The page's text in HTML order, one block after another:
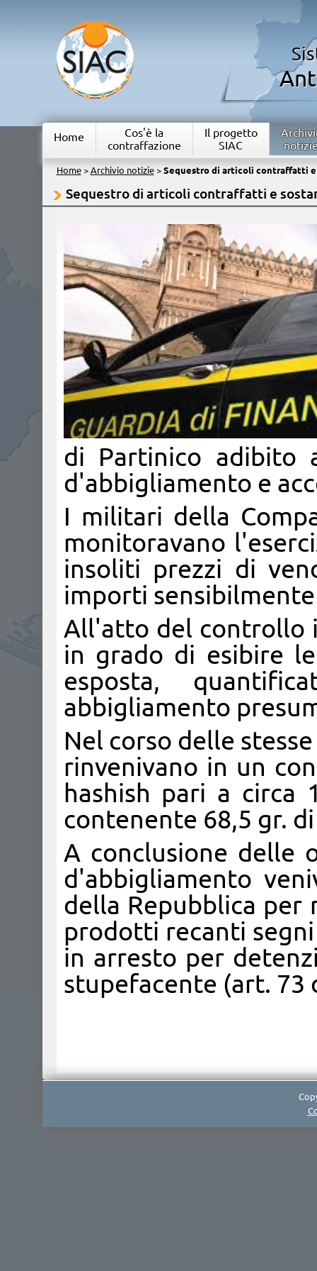
Home
Cos'è la
contraffazione
Il progetto
SIAC
Home> Archivio notizie> Sequestro di articoli contraffatti
Sequestro di articoli contraffatti e
di Partinico adibito
d'abbigliamento e
I militari della
monitoravano
insoliti prezzi di
importi
All'atto del controllo
in grado di esibire
esposta,
abbigliamento
Nel corso delle
rinvenivano in un
hashish pari a circa
contenente 68,5 gr.
A conclusione delle
d'abbigliamento
della Repubblica per
prodotti recanti
in arresto per
stupefacente (art. 73